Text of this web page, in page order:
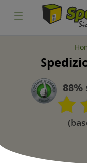
cosa spedire
Pacco
Nazione partenza
Nazione arrivo
88%